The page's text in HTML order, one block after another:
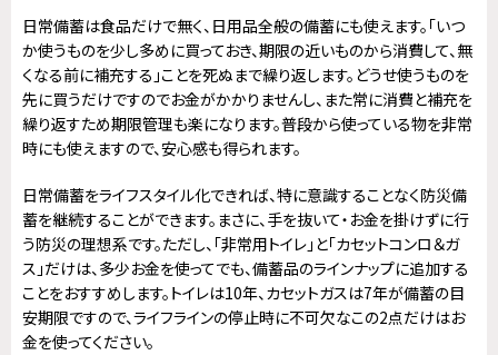
日常備蓄は食品だけで無く、日用品全般の備蓄にも使えます。「いつ
か使うものを少し多めに買っておき、期限の近いものから消費して、無
くなる前に補充する」ことを死ぬまで繰り返します。どうせ使うものを
先に買うだけですのでお金がかかりませんし、また常に消費と補充を
繰り返すため期限管理も楽になります。普段から使っている物を非常
時にも使えますので、安心感も得られます。
日常備蓄をライフスタイル化できれば、特に意識することなく防災備
蓄を継続することができます。まさに、手を抜いて・お金を掛けずに行
う防災の理想系です。ただし、「非常用トイレ」と「カセットコンロ＆ガ
ス」だけは、多少お金を使ってでも、備蓄品のラインナップに追加する
ことをおすすめします。トイレは10年、カセットガスは7年が備蓄の目
安期限ですので、ライフラインの停止時に不可欠なこの2点だけはお
金を使ってください。